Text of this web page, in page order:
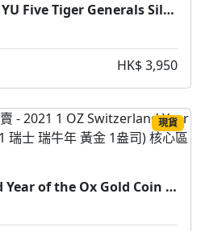
2020 3 Oz Niue GUAN YU Five Tiger Generals Silver Coin (2020 紐埃 關羽五虎將 銀幣 3盎司)
HK$ 3,950
現貨
2021 1 OZ Switzerland Year of the Ox Gold Coin (2021 瑞士 瑞牛年 黃金 1盎司)